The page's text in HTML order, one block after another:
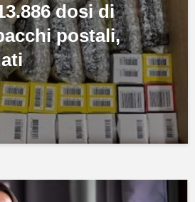
dosi di
postali,